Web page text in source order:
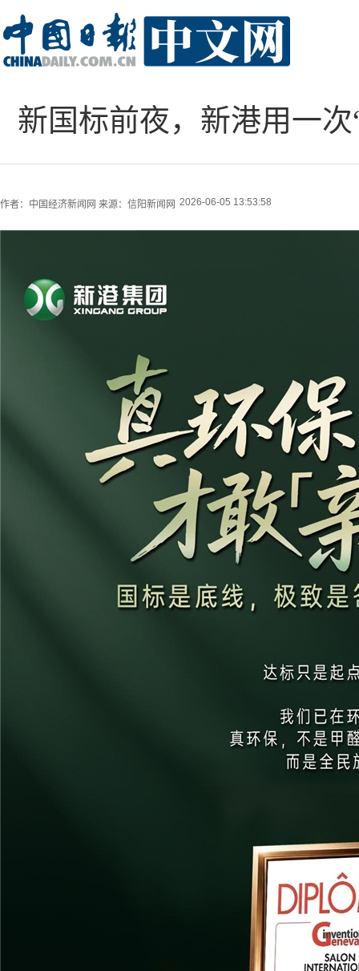
新国标前夜，新港用一
作者： 中国经济新闻网 来源： 信阳新闻网 2026-06-05 13:53:58